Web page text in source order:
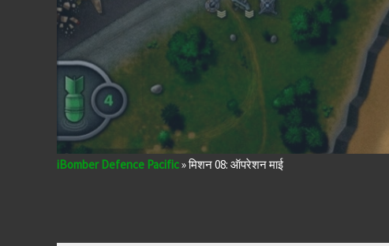
iBomber Defence Pacific»मिशन 08: ऑपरेशन माई